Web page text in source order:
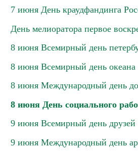
7 июня День краудфандинга
День мелиоратора первое
8 июня Всемирный день
8 июня Всемирный день океана
8 июня Международный день
8 июня День социального
9 июня Всемирный день друзей
9 июня Международный день